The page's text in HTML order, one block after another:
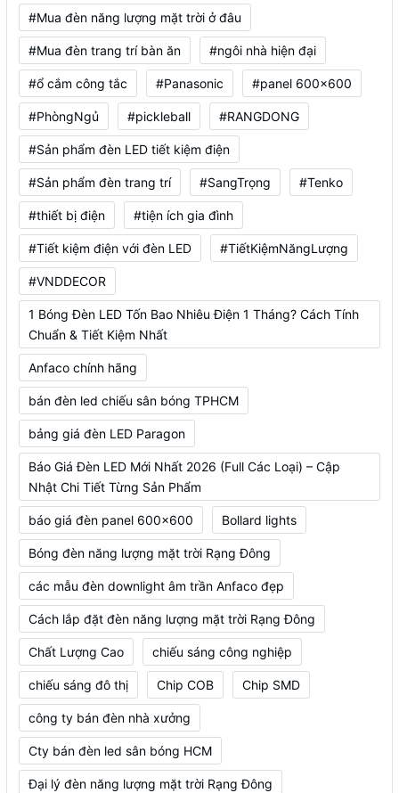
#Mua đèn năng lượng mặt trời ở đâu
#Mua đèn trang trí bàn ăn #ngôi nhà hiện đại
#ổ cắm công tắc #Panasonic #panel 600x600
#PhòngNgủ #pickleball #RANGDONG
#Sản phẩm đèn LED tiết kiệm điện
#Sản phẩm đèn trang trí #SangTrọng #Tenko
#thiết bị điện #tiện ích gia đình
#Tiết kiệm điện với đèn LED #TiếtKiệmNăngLượng
#VNDDECOR
1 Bóng Đèn LED Tốn Bao Nhiêu Điện 1 Tháng? Cách Tính
Chuẩn & Tiết Kiệm Nhất
Anfaco chính hãng
bán đèn led chiếu sân bóng TPHCM
bảng giá đèn LED Paragon
Báo Giá Đèn LED Mới Nhất 2026 (Full Các Loại) – Cập
Nhật Chi Tiết Từng Sản Phẩm
báo giá đèn panel 600x600 Bollard lights
Bóng đèn năng lượng mặt trời Rạng Đông
các mẫu đèn downlight âm trần Anfaco đẹp
Cách lắp đặt đèn năng lượng mặt trời Rạng Đông
Chất Lượng Cao chiếu sáng công nghiệp
chiếu sáng đô thị Chip COB Chip SMD
công ty bán đèn nhà xưởng
Cty bán đèn led sân bóng HCM
Đại lý đèn năng lượng mặt trời Rạng Đông